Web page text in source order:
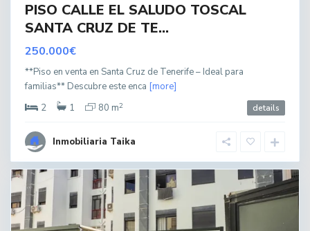
PISO CALLE EL SALUDO TOSCAL
SANTA CRUZ DE TE...
250.000€
**Piso en venta en Santa Cruz de Tenerife – Ideal para
familias** Descubre este enca [more]
2
1 80 m2 details
Inmobiliaria Taika